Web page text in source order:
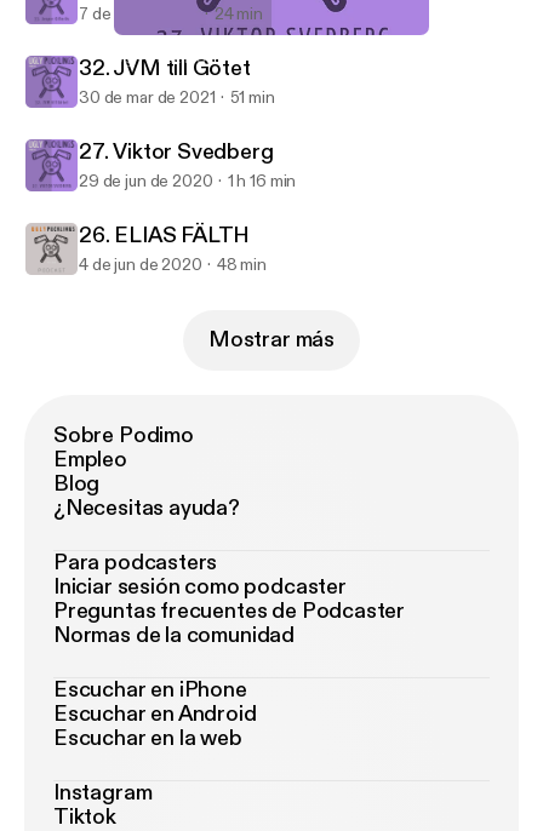
Ugly Pucklings
7 de abr de 2021 24 min
32. JVM till Götet
30 de mar de 2021 51 min
27. Viktor Svedberg
29 de jun de 2020 1 h 16 min
26. ELIAS FÄLTH
4 de jun de 2020 48 min
Mostrar más
Sobre Podimo
Empleo
Blog
¿Necesitas ayuda?
Para podcasters
Iniciar sesión como podcaster
Preguntas frecuentes de Podcaster
Normas de la comunidad
Escuchar en iPhone
Escuchar en Android
Escuchar en la web
Instagram
Tiktok